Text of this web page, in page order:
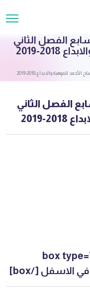
الفصل الثاني
2019
للموهبة والابداع 2018-2019
الفصل الثاني
2019
[box